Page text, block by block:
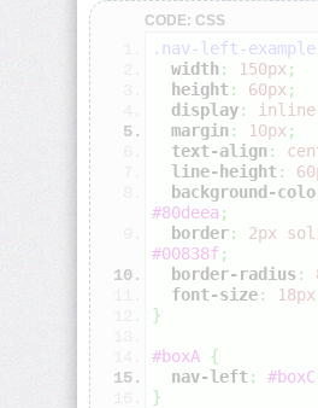
animation
animation-
delay
animation-
direction
animation-
duration
animation-
fill-
mode
CODE: CSS
.nav-left-example
width : 150px ;
height : 60px ;
display:
margin : 10px ;
text-align :
line-height :
background-
#80deea ;
border: 2px
#00838f ;
border-radius :
font-size: 18px
}
#boxA {
nav-left : #boxC
}